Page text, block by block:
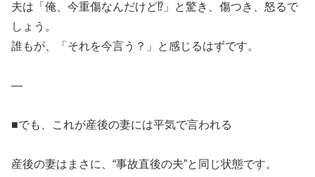
夫は「俺、今重傷なんだけど⁉」と驚き、傷つき、怒るで
しょう。
誰もが、「それを今言う？」と感じるはずです。
—
■でも、これが産後の妻には平気で言われる
産後の妻はまさに、“事故直後の夫”と同じ状態です。